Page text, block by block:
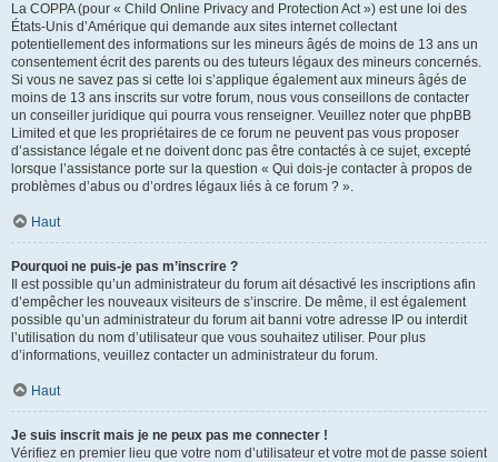
La COPPA (pour « Child Online Privacy and Protection Act ») est une loi des
États-Unis d’Amérique qui demande aux sites internet collectant
potentiellement des informations sur les mineurs âgés de moins de 13 ans un
consentement écrit des parents ou des tuteurs légaux des mineurs concernés.
Si vous ne savez pas si cette loi s’applique également aux mineurs âgés de
moins de 13 ans inscrits sur votre forum, nous vous conseillons de contacter
un conseiller juridique qui pourra vous renseigner. Veuillez noter que phpBB
Limited et que les propriétaires de ce forum ne peuvent pas vous proposer
d’assistance légale et ne doivent donc pas être contactés à ce sujet, excepté
lorsque l’assistance porte sur la question « Qui dois-je contacter à propos de
problèmes d’abus ou d’ordres légaux liés à ce forum ? ».
Haut
Pourquoi ne puis-je pas m’inscrire ?
Il est possible qu’un administrateur du forum ait désactivé les inscriptions afin
d’empêcher les nouveaux visiteurs de s’inscrire. De même, il est également
possible qu’un administrateur du forum ait banni votre adresse IP ou interdit
l’utilisation du nom d’utilisateur que vous souhaitez utiliser. Pour plus
d’informations, veuillez contacter un administrateur du forum.
Haut
Je suis inscrit mais je ne peux pas me connecter !
Vérifiez en premier lieu que votre nom d’utilisateur et votre mot de passe soient